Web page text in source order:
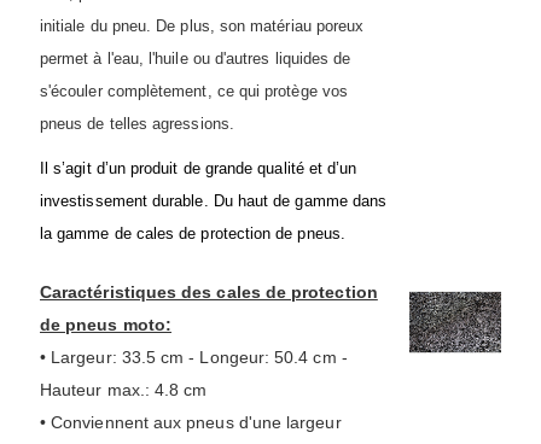
initiale du pneu. De plus, son matériau poreux
permet à l'eau, l'huile ou d'autres liquides de
s'écouler complètement, ce qui protège vos
pneus de telles agressions.
Il s’agit d’un produit de grande qualité et d’un
investissement durable. Du haut de gamme dans
la gamme de cales de protection de pneus.
Caractéristiques des cales de protection
de pneus moto:
• Largeur: 33.5 cm - Longeur: 50.4 cm -
Hauteur max.: 4.8 cm
• Conviennent aux pneus d'une largeur